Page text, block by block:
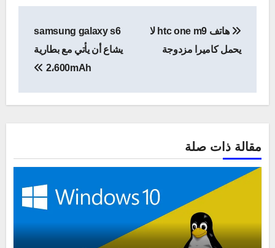
المقالات
هاتف htc one m9 لا
يحمل كاميرا مزدوجة
samsung galaxy s6
يشاع أن يأتي مع بطارية
2،600mAh
مقالة ذات صلة